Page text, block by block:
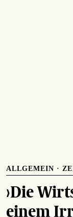
ALLGEMEIN ·
›Die
einem